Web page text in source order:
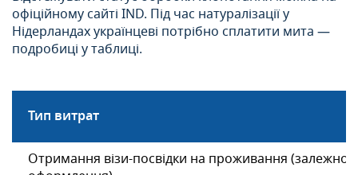
офіційному сайті IND. Під час натуралізації у
Нідерландах українцеві потрібно сплатити мита —
подробиці у таблиці.
Тип витрат
Отримання візи-посвідки на проживання (залежно